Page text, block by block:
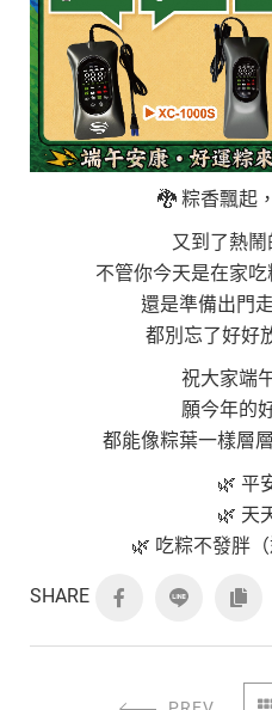
🐉 粽香飄起
又到了熱
不管你今天是在家吃
還是準備出門
都別忘了好好
祝大家端
願今年的
都能像粽葉一樣層
🌿 平
🌿 天
🌿 吃粽不發胖（
SHARE